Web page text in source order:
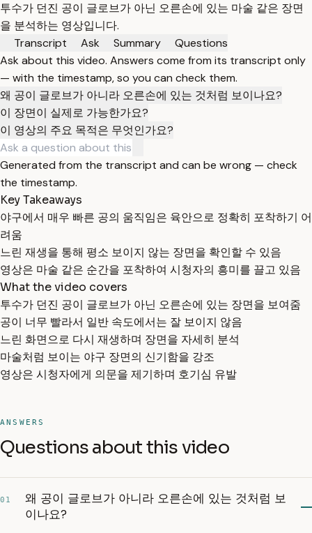
투수가 던진 공이 글로브가 아닌 오른손에 있는 마술 같은 장면
을 분석하는 영상입니다.
Transcript
Ask Summary
Questions
Ask about this video. Answers come from its transcript only
— with the timestamp, so you can check them.
왜 공이 글로브가 아니라 오른손에 있는 것처럼 보이나요?
이 장면이 실제로 가능한가요?
이 영상의 주요 목적은 무엇인가요?
Generated from the transcript and can be wrong — check
the timestamp.
Key Takeaways
야구에서 매우 빠른 공의 움직임은 육안으로 정확히 포착하기 어
려움
느린 재생을 통해 평소 보이지 않는 장면을 확인할 수 있음
영상은 마술 같은 순간을 포착하여 시청자의 흥미를 끌고 있음
What the video covers
투수가 던진 공이 글로브가 아닌 오른손에 있는 장면을 보여줌
공이 너무 빨라서 일반 속도에서는 잘 보이지 않음
느린 화면으로 다시 재생하며 장면을 자세히 분석
마술처럼 보이는 야구 장면의 신기함을 강조
영상은 시청자에게 의문을 제기하며 호기심 유발
ANSWERS
Questions about this video
01
왜 공이 글로브가 아니라 오른손에 있는 것처럼 보
이나요?